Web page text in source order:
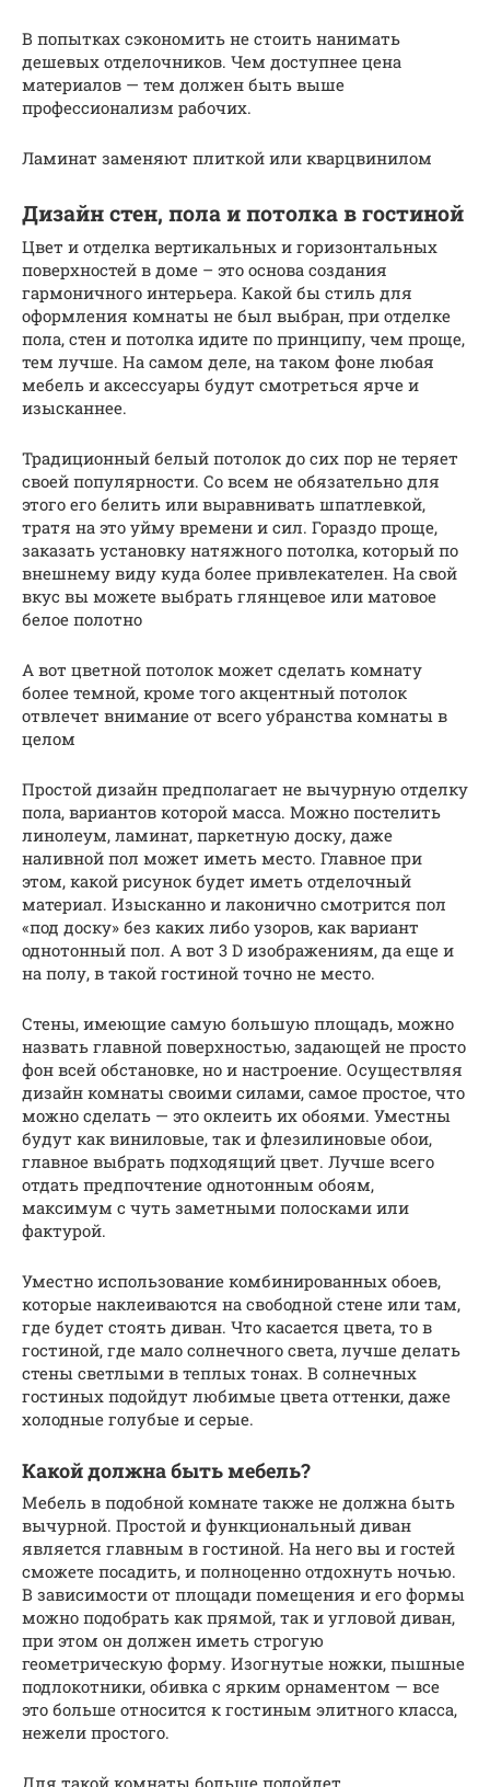
В попытках сэкономить не стоить нанимать
дешевых отделочников. Чем доступнее цена
материалов — тем должен быть выше
профессионализм рабочих.
Ламинат заменяют плиткой или кварцвинилом
Дизайн стен, пола и потолка в гостиной
Цвет и отделка вертикальных и горизонтальных
поверхностей в доме – это основа создания
гармоничного интерьера. Какой бы стиль для
оформления комнаты не был выбран, при отделке
пола, стен и потолка идите по принципу, чем проще,
тем лучше. На самом деле, на таком фоне любая
мебель и аксессуары будут смотреться ярче и
изысканнее.
Традиционный белый потолок до сих пор не теряет
своей популярности. Со всем не обязательно для
этого его белить или выравнивать шпатлевкой,
тратя на это уйму времени и сил. Гораздо проще,
заказать установку натяжного потолка, который по
внешнему виду куда более привлекателен. На свой
вкус вы можете выбрать глянцевое или матовое
белое полотно
А вот цветной потолок может сделать комнату
более темной, кроме того акцентный потолок
отвлечет внимание от всего убранства комнаты в
целом
Простой дизайн предполагает не вычурную отделку
пола, вариантов которой масса. Можно постелить
линолеум, ламинат, паркетную доску, даже
наливной пол может иметь место. Главное при
этом, какой рисунок будет иметь отделочный
материал. Изысканно и лаконично смотрится пол
«под доску» без каких либо узоров, как вариант
однотонный пол. А вот 3 D изображениям, да еще и
на полу, в такой гостиной точно не место.
Стены, имеющие самую большую площадь, можно
назвать главной поверхностью, задающей не просто
фон всей обстановке, но и настроение. Осуществляя
дизайн комнаты своими силами, самое простое, что
можно сделать — это оклеить их обоями. Уместны
будут как виниловые, так и флезилиновые обои,
главное выбрать подходящий цвет. Лучше всего
отдать предпочтение однотонным обоям,
максимум с чуть заметными полосками или
фактурой.
Уместно использование комбинированных обоев,
которые наклеиваются на свободной стене или там,
где будет стоять диван. Что касается цвета, то в
гостиной, где мало солнечного света, лучше делать
стены светлыми в теплых тонах. В солнечных
гостиных подойдут любимые цвета оттенки, даже
холодные голубые и серые.
Какой должна быть мебель?
Мебель в подобной комнате также не должна быть
вычурной. Простой и функциональный диван
является главным в гостиной. На него вы и гостей
сможете посадить, и полноценно отдохнуть ночью.
В зависимости от площади помещения и его формы
можно подобрать как прямой, так и угловой диван,
при этом он должен иметь строгую
геометрическую форму. Изогнутые ножки, пышные
подлокотники, обивка с ярким орнаментом — все
это больше относится к гостиным элитного класса,
нежели простого.
Для такой комнаты больше подойдет